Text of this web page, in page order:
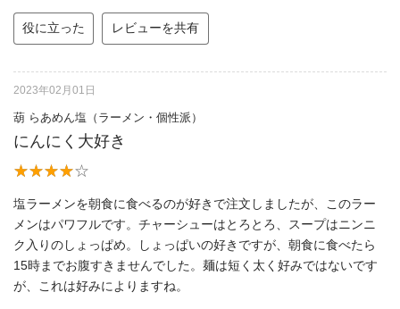
役に立った レビューを共有
2023年02月01日
葫 らあめん塩（ラーメン・個性派）
にんにく大好き
塩ラーメンを朝食に食べるのが好きで注文しましたが、このラー
メンはパワフルです。チャーシューはとろとろ、スープはニンニ
ク入りのしょっぱめ。しょっぱいの好きですが、朝食に食べたら
15時までお腹すきませんでした。麺は短く太く好みではないです
が、これは好みによりますね。